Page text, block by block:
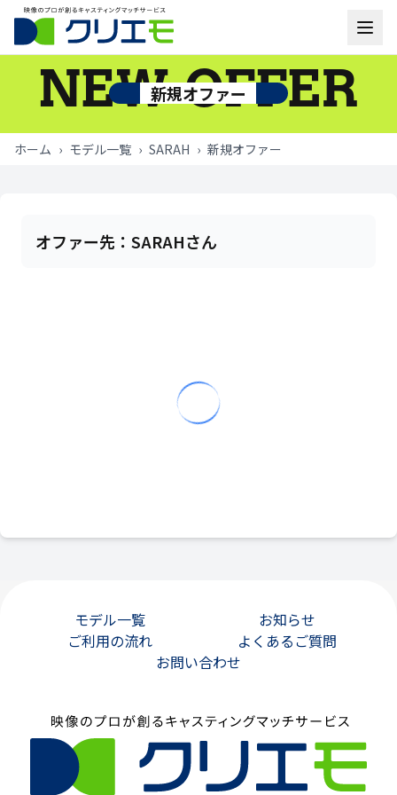
モデル一覧
新規オファー
NEW OFFER
ホーム › モデル一覧 › SARAH › 新規オファー
オファー先： SARAHさん
モデル一覧
お知らせ
ご利用の流れ
よくあるご質問
お問い合わせ